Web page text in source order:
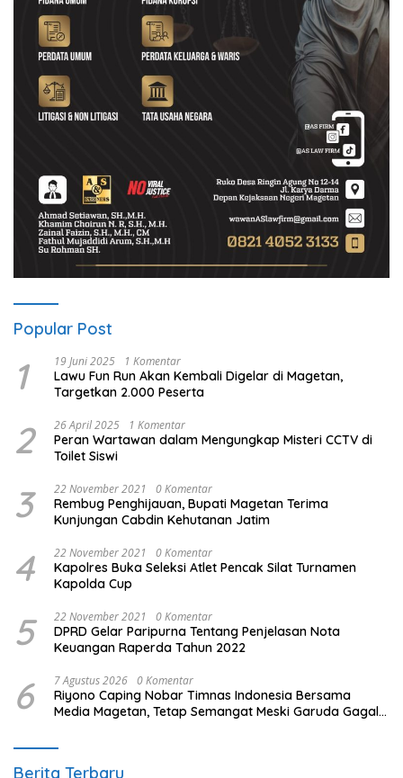
Popular Post
1 19 Juni 2025 1 Komentar
Lawu Fun Run Akan Kembali Digelar di Magetan,
Targetkan 2.000 Peserta
2 26 April 2025 1 Komentar
Peran Wartawan dalam Mengungkap Misteri CCTV di
Toilet Siswi
3 22 November 2021 0 Komentar
Rembug Penghijauan, Bupati Magetan Terima
Kunjungan Cabdin Kehutanan Jatim
4 22 November 2021 0 Komentar
Kapolres Buka Seleksi Atlet Pencak Silat Turnamen
Kapolda Cup
5 22 November 2021 0 Komentar
DPRD Gelar Paripurna Tentang Penjelasan Nota
Keuangan Raperda Tahun 2022
6 7 Agustus 2026 0 Komentar
Riyono Caping Nobar Timnas Indonesia Bersama
Media Magetan, Tetap Semangat Meski Garuda Gagal
Berita Terbaru